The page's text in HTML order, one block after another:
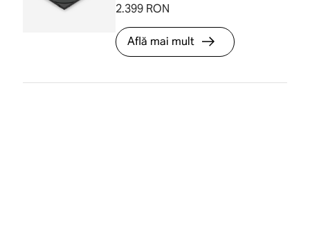
2.399 RON
Află mai mult